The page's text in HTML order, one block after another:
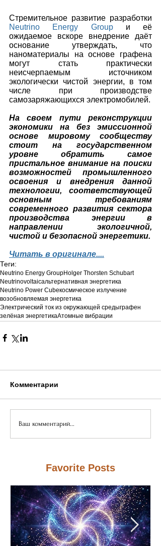
Neutrino Energy Group и её
ожидаемое вскоре внедрение даёт
основание утверждать, что
наноматериалы на основе графена
могут стать практически
неисчерпаемым источником
экологически чистой энергии, в том
числе при производстве
самозаряжающихся электромобилей.
На своем пути реконструкции
экономики на без эмиссионной
основе мировому сообществу
стоит на государственном
уровне обратить самое
пристальное внимание на поиски
возможностей промышленного
освоения и внедрения данной
технологии, соответствующей
основным требованиям
современного развития сектора
производства энергии в
направлении экологичной,
чистой и безопасной энергетики.
Читать в оригинале....
Теги:
Neutrino Energy GroupHolger Thorsten Schubart
Neutrinovoltaicальтернативная энергетика
Neutrino Power Cubeкосмическое излучение
возобновляемая энергетика
Электрический ток из окружающей средыграфен
зелёная энергетикаАтомные вибрации
Комментарии
Ваш комментарий...
Favorite Posts